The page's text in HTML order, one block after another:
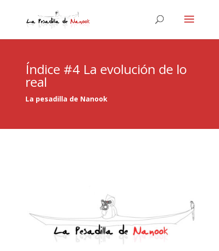
Índice #4 La evolución de lo
real
La pesadilla de Nanook